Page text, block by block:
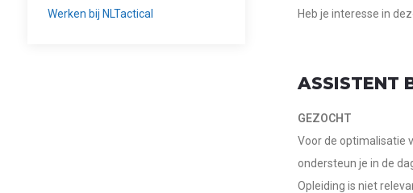
Werken bij NLTactical
Heb je interesse in
ASSISTENT
GEZOCHT
Voor de optimalisatie
ondersteun je in de
Opleiding is niet